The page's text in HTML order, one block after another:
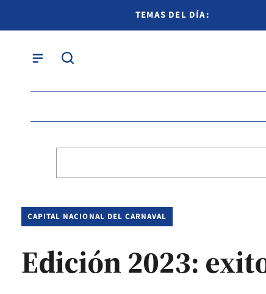
TEMAS DEL DÍA:
CAPITAL NACIONAL DEL CARNAVAL
Edición 2023: